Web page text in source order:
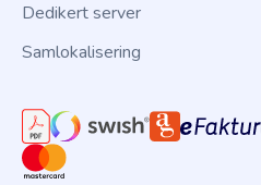
Dedikert server
Samlokalisering